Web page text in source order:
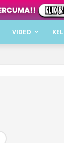
VIDEO